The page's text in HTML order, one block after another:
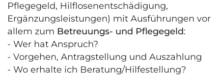
Pflegegeld, Hilflosenentschädigung,
Ergänzungsleistungen) mit Ausführungen vor
allem zum Betreuungs- und Pflegegeld:
- Wer hat Anspruch?
- Vorgehen, Antragstellung und Auszahlung
- Wo erhalte ich Beratung/Hilfestellung?